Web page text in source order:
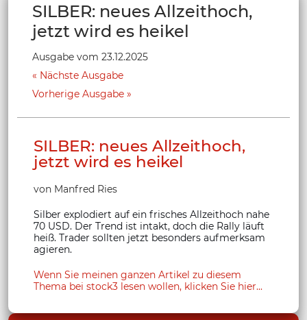
SILBER: neues Allzeithoch,
jetzt wird es heikel
Ausgabe vom 23.12.2025
Nächste Ausgabe
Vorherige Ausgabe
SILBER: neues Allzeithoch,
jetzt wird es heikel
von Manfred Ries
Silber explodiert auf ein frisches Allzeithoch nahe
70 USD. Der Trend ist intakt, doch die Rally läuft
heiß. Trader sollten jetzt besonders aufmerksam
agieren.
Wenn Sie meinen ganzen Artikel zu diesem
Thema bei stock3 lesen wollen, klicken Sie hier...